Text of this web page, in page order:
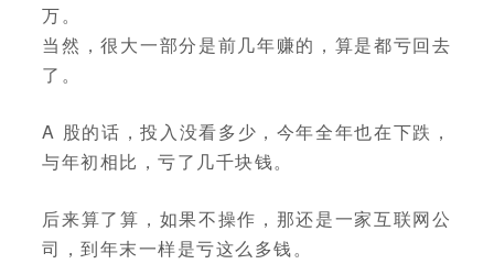
万。
当然，很大一部分是前几年赚的，算是都亏回去
了。
A 股的话，投入没看多少，今年全年也在下跌，
与年初相比，亏了几千块钱。
后来算了算，如果不操作，那还是一家互联网公
司，到年末一样是亏这么多钱。